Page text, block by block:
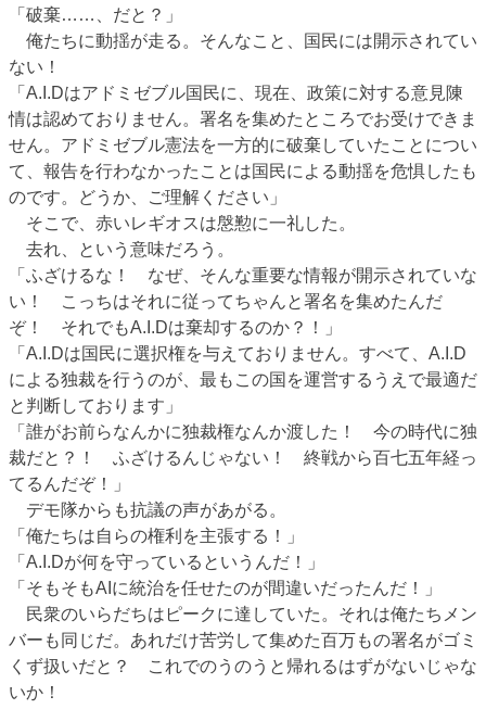
「破棄……、だと？」
俺たちに動揺が走る。そんなこと、国民には開示されてい
ない！
「A.I.Dはアドミゼブル国民に、現在、政策に対する意見陳
情は認めておりません。署名を集めたところでお受けできま
せん。アドミゼブル憲法を一方的に破棄していたことについ
て、報告を行わなかったことは国民による動揺を危惧したも
のです。どうか、ご理解ください」
そこで、赤いレギオスは慇懃に一礼した。
去れ、という意味だろう。
「ふざけるな！ なぜ、そんな重要な情報が開示されていな
い！ こっちはそれに従ってちゃんと署名を集めたんだ
ぞ！ それでもA.I.Dは棄却するのか？！」
「A.I.Dは国民に選択権を与えておりません。すべて、A.I.D
による独裁を行うのが、最もこの国を運営するうえで最適だ
と判断しております」
「誰がお前らなんかに独裁権なんか渡した！ 今の時代に独
裁だと？！ ふざけるんじゃない！ 終戦から百七五年経っ
てるんだぞ！」
デモ隊からも抗議の声があがる。
「俺たちは自らの権利を主張する！」
「A.I.Dが何を守っているというんだ！」
「そもそもAIに統治を任せたのが間違いだったんだ！」
民衆のいらだちはピークに達していた。それは俺たちメン
バーも同じだ。あれだけ苦労して集めた百万もの署名がゴミ
くず扱いだと？ これでのうのうと帰れるはずがないじゃな
いか！